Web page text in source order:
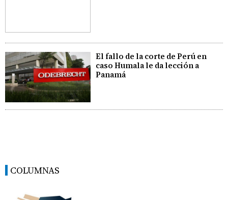
El fallo de la corte de Perú en
caso Humala le da lección a
Panamá
COLUMNAS